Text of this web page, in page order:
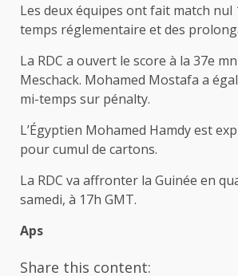
Les deux équipes ont fait match nul
temps réglementaire et des
La RDC a ouvert le score à la 37e
Meschack. Mohamed Mostafa a
mi-temps sur pénalty.
L’Égyptien Mohamed Hamdy est
pour cumul de cartons.
La RDC va affronter la Guinée en
samedi, à 17h GMT.
Aps
Share this content: